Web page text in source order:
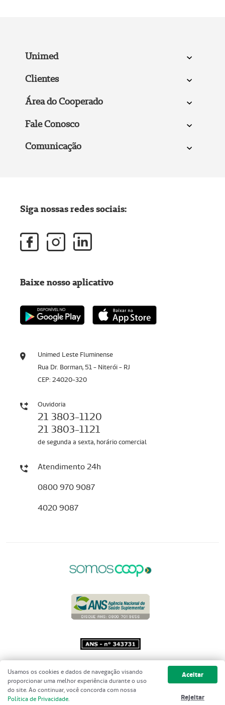
Unimed
Clientes
Área do Cooperado
Fale Conosco
Comunicação
Unimed Leste Fluminense
Rua Dr. Borman, 51 - Niterói - RJ
CEP: 24020-320
Ouvidoria
21 3803-1120
21 3803-1121
de segunda a sexta, horário comercial
Atendimento 24h
0800 970 9087
4020 9087
Siga nossas redes sociais:
Baixe nosso aplicativo
Copyright 2001 - 2026 Unimed do
Brasil - Todos os direitos reservados
Usamos os cookies e dados de navegação visando
proporcionar uma melhor experiência durante o uso
do site. Ao continuar, você concorda com nossa
Política de Privacidade.
Aceitar
Rejeitar